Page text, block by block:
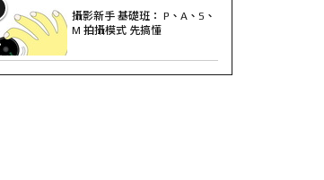
攝影新手 基礎班： P、A、S、
M 拍攝模式 先搞懂